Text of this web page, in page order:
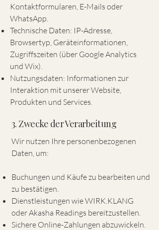
Kontaktformularen, E-Mails oder
WhatsApp.
Technische Daten: IP-Adresse,
Browsertyp, Geräteinformationen,
Zugriffszeiten (über Google Analytics
und Wix).
Nutzungsdaten: Informationen zur
Interaktion mit unserer Website,
Produkten und Services.
3. Zwecke der Verarbeitung
Wir nutzen Ihre personenbezogenen
Daten, um:
Buchungen und Käufe zu bearbeiten und
zu bestätigen.
Dienstleistungen wie WIRK.KLANG
oder Akasha Readings bereitzustellen.
Sichere Online-Zahlungen abzuwickeln.